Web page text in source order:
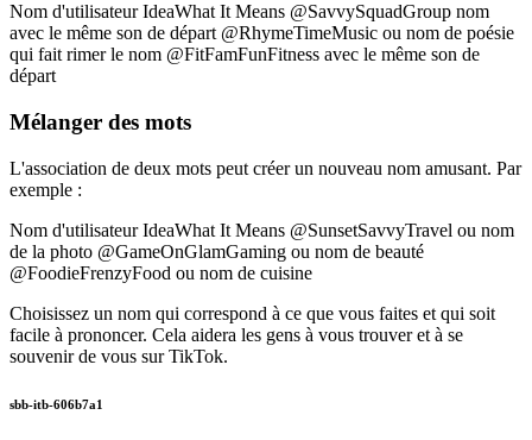
Nom d'utilisateur IdeaWhat It Means @SavvySquadGroup nom
avec le même son de départ @RhymeTimeMusic ou nom de poésie
qui fait rimer le nom @FitFamFunFitness avec le même son de
départ
Mélanger des mots
L'association de deux mots peut créer un nouveau nom amusant. Par
exemple :
Nom d'utilisateur IdeaWhat It Means @SunsetSavvyTravel ou nom
de la photo @GameOnGlamGaming ou nom de beauté
@FoodieFrenzyFood ou nom de cuisine
Choisissez un nom qui correspond à ce que vous faites et qui soit
facile à prononcer. Cela aidera les gens à vous trouver et à se
souvenir de vous sur TikTok.
sbb-itb-606b7a1